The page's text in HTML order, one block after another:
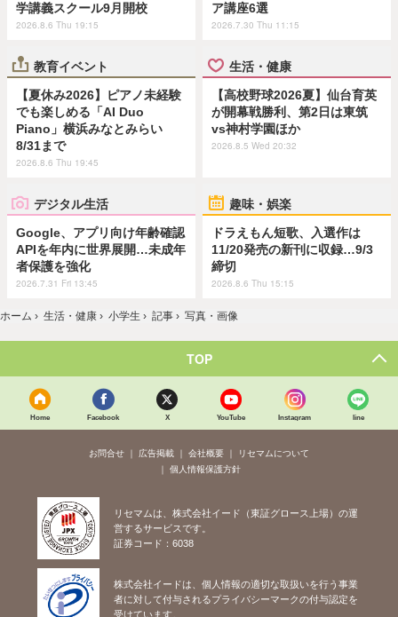
学講義スクール9月開校
2026.8.6 Thu 19:15
ア講座6選
2026.7.30 Thu 11:15
教育イベント
【夏休み2026】ピアノ未経験
でも楽しめる「AI Duo
Piano」横浜みなとみらい
8/31まで
2026.8.6 Thu 19:45
生活・健康
【高校野球2026夏】仙台育英
が開幕戦勝利、第2日は東筑
vs神村学園ほか
2026.8.5 Wed 20:32
デジタル生活
Google、アプリ向け年齢確認
APIを年内に世界展開…未成年
者保護を強化
2026.7.31 Fri 13:45
趣味・娯楽
ドラえもん短歌、入選作は
11/20発売の新刊に収録…9/3
締切
2026.8.6 Thu 15:15
ホーム › 生活・健康 › 小学生 › 記事 › 写真・画像
TOP
Home Facebook X YouTube Instagram line
お問合せ 広告掲載 会社概要
リセマムについて
個人情報保護方針
リセマムは、株式会社イード（東証グロース上場）の運
営するサービスです。
証券コード：6038
株式会社イードは、個人情報の適切な取扱いを行う事業
者に対して付与されるプライバシーマークの付与認定を
受けています。